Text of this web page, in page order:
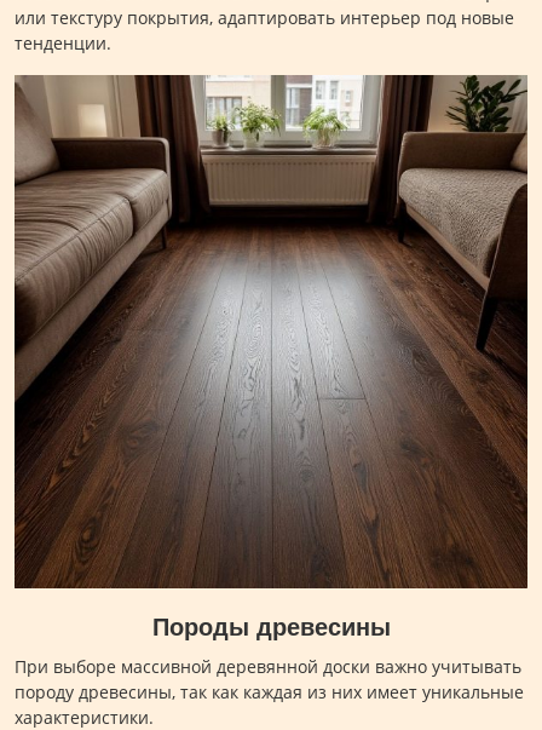
или текстуру покрытия, адаптировать интерьер под новые
тенденции.
Породы древесины
При выборе массивной деревянной доски важно учитывать
породу древесины, так как каждая из них имеет уникальные
характеристики.